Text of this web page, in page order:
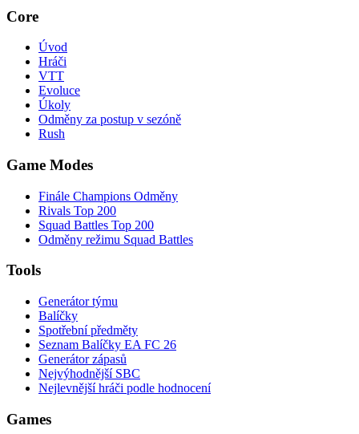
Core
Úvod
Hráči
VTT
Evoluce
Úkoly
Odměny za postup v sezóně
Rush
Game Modes
Finále Champions Odměny
Rivals Top 200
Squad Battles Top 200
Odměny režimu Squad Battles
Tools
Generátor týmu
Balíčky
Spotřební předměty
Seznam Balíčky EA FC 26
Generátor zápasů
Nejvýhodnější SBC
Nejlevnější hráči podle hodnocení
Games